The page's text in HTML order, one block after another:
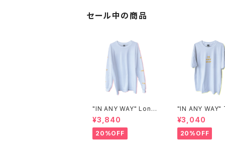
セール中の商品
"IN ANY WAY" Long
T-shirt
¥3,840
20%OFF
"IN ANY WAY"
t
¥3,040
20%OFF